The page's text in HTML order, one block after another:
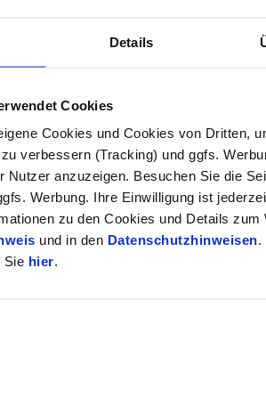
Details
Cookies
Cookies und Cookies von Dritten,
verbessern (Tracking) und ggfs.
Nutzer anzuzeigen. Besuchen Sie die
Werbung. Ihre Einwilligung ist
zu den Cookies und Details zum
und in den Datenschutzhinweisen.
Sie hier.